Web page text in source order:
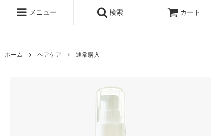
メニュー
検索 カート
ホーム ヘアケア 通常購入